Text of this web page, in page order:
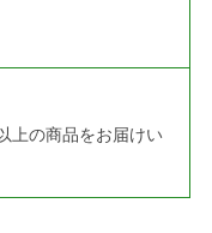
上の商品をお届けい